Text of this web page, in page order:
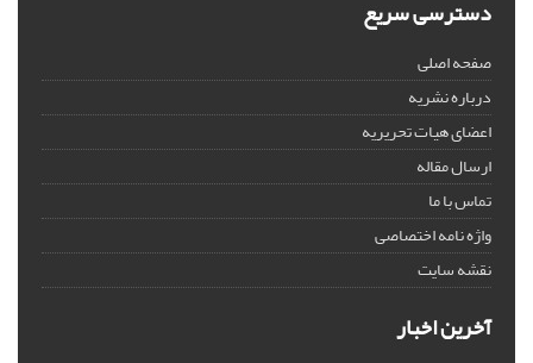
دسترسی سریع
صفحه اصلی
درباره نشریه
اعضای هیات تحریریه
ارسال مقاله
تماس با ما
واژه نامه اختصاصی
نقشه سایت
آخرین اخبار